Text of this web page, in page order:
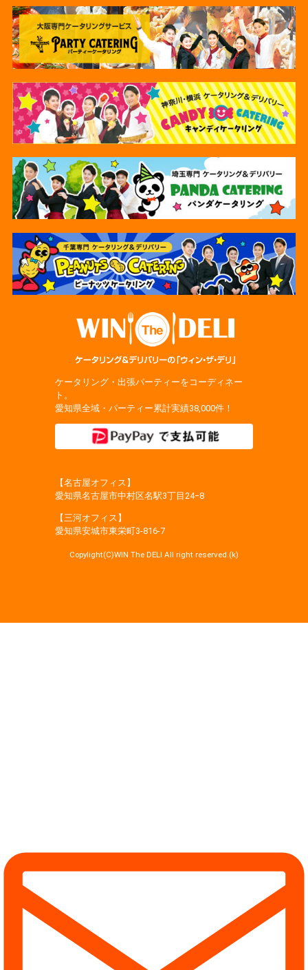
ケータリング・出張パーティーをコーディネー
ト。
愛知県全域・パーティー累計実績38,000件！
【名古屋オフィス】
愛知県名古屋市中村区名駅3丁目24−8
【三河オフィス】
愛知県安城市東栄町3‐816‐7
Copylight(C)WIN The DELI All right reserved.(k)